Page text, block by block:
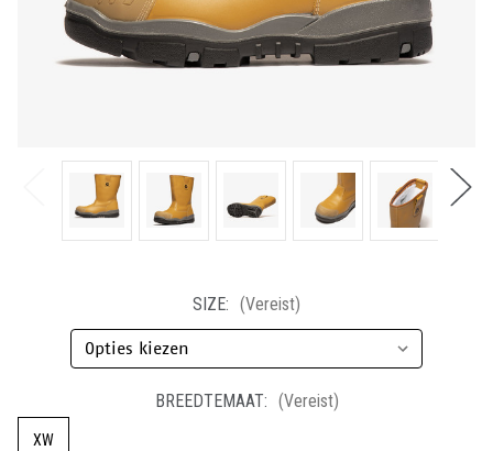
SIZE: (Vereist)
BREEDTEMAAT: (Vereist)
XW